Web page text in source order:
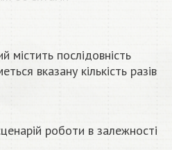
містить послідовність
вказану кількість разів
роботи в залежності